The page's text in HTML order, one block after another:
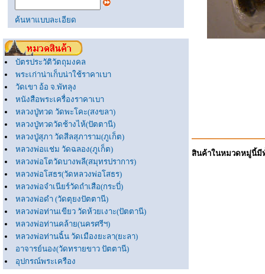
ค้นหาแบบละเอียด
บัตรประวัติวัตถุมงคล
พระเก่าน่าเก็บน่าใช้ราคาเบา
วัดเขา อ้อ จ.พัทลุง
หนังสือพระเครื่องราคาเบา
หลวงปู่ทวด วัดพะโคะ(สงขลา)
หลวงปู่ทวดวัดช้างไห้(ปัตตานี)
หลวงปู่สุภา วัดสีลสุภาราม(ภูเก็ต)
หลวงพ่อแช่ม วัดฉลอง(ภูเก็ต)
หลวงพ่อโตวัดบางพลี(สมุทรปราการ)
หลวงพ่อโสธร(วัดหลวงพ่อโสธร)
หลวงพ่อจำเนียร์วัดถำเสือ(กระบี่)
หลวงพ่อดำ (วัดตุยงปัตตานี)
หลวงพ่อท่านเขียว วัดห้วยเงาะ(ปัตตานี)
หลวงพ่อท่านคล้าย(นครศรีฯ)
หลวงพ่อท่านฉิ้น วัดเมืองยะลา(ยะลา)
อาจารย์นอง(วัดทรายขาว ปัตตานี)
อุปกรณ์พระเครือง
สินค้าในหมวดหมู่นี้มี